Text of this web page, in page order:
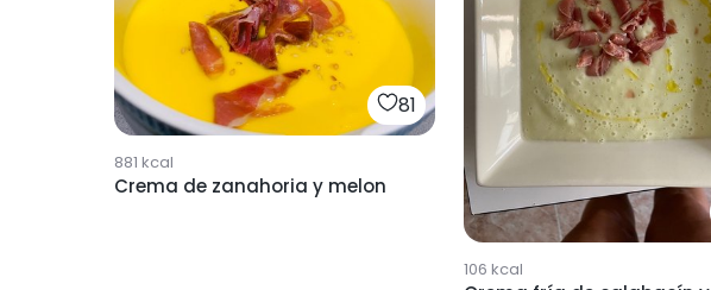
81
881 kcal
Crema de zanahoria y melon
106 kcal